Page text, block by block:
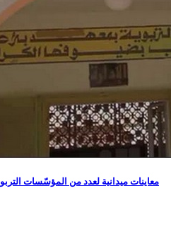
معاينات ميدانية لعدد من المؤسّسات